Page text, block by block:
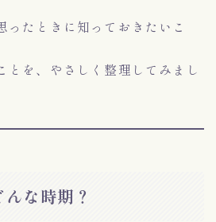
ったときに知っておきたいこ
とを、やさしく整理してみまし
な時期？